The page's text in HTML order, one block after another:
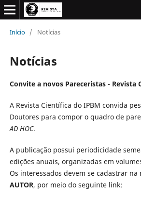
Início / Notícias
Notícias
Convite a novos Pareceristas - Revista
A Revista Científica do IPBM convida
Doutores para compor o quadro de
AD HOC.
A publicação possui periodicidade
edições anuais, organizadas em
Os interessados devem se cadastrar na
AUTOR, por meio do seguinte link: